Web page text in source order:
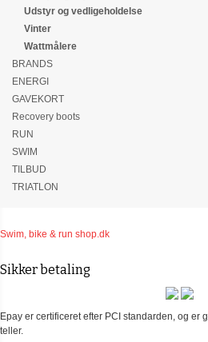
Udstyr og vedligeholdelse
Vinter
Wattmålere
BRANDS
ENERGI
GAVEKORT
Recovery boots
RUN
SWIM
TILBUD
TRIATLON
Swim, bike & run shop.dk
Sikker betaling
Epay er certificeret efter PCI standarden, og er
teller.